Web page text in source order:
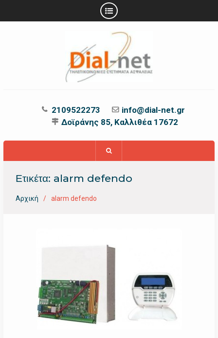
2109522273
info@dial-net.gr
Δοϊράνης 85, Καλλιθέα 17672
Ετικέτα: alarm defendo
Αρχική alarm defendo